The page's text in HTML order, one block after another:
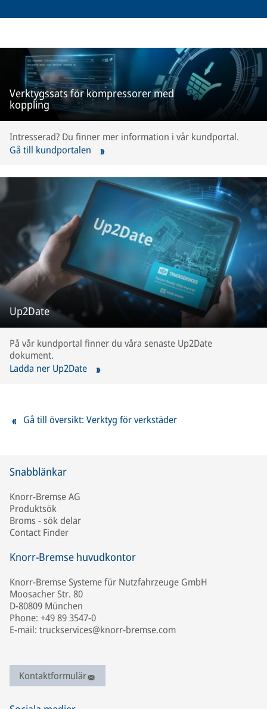
Verktygssats för kompressorer med
koppling
Intresserad? Du finner mer information i vår kundportal.
Gå till kundportalen
Up2Date
På vår kundportal finner du våra senaste Up2Date
dokument.
Ladda ner Up2Date
Gå till översikt: Verktyg för verkstäder
Snabblänkar
Knorr-Bremse AG
Produktsök
Broms - sök delar
Contact Finder
Knorr-Bremse huvudkontor
Knorr-Bremse Systeme für Nutzfahrzeuge GmbH
Moosacher Str. 80
D-80809 München
Phone: +49 89 3547-0
E-mail: truckservices@knorr-bremse.com
Kontaktformulär